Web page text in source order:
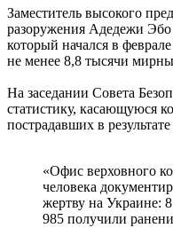
Заместитель высокого
разоружения Адедежи Эбо
который начался в
не менее 8,8 тысячи
На заседании Совета
статистику, касающуюся
пострадавших в
«Офис верховного
человека
жертву на Украине:
985 получили